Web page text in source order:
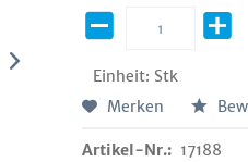
Einheit: Stk
Merken
Artikel-Nr.: 17188